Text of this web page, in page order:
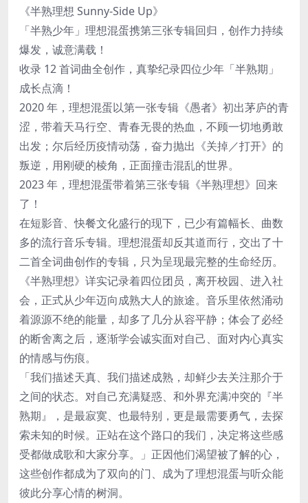
《半熟理想 Sunny-Side Up》
「半熟少年」理想混蛋携第三张专辑回归，创作力持续
爆发，诚意满载！
收录 12 首词曲全创作，真挚纪录四位少年「半熟期」
成长点滴！
2020 年，理想混蛋以第一张专辑《愚者》初出茅庐的青
涩，带着天马行空、青春无畏的热血，不顾一切地勇敢
出发；尔后经历疫情动荡，奋力抛出《关掉／打开》的
叛逆，用刚硬的棱角，正面撞击混乱的世界。
2023 年，理想混蛋带着第三张专辑《半熟理想》回来
了！
在短影音、快餐文化盛行的现下，已少有篇幅长、曲数
多的流行音乐专辑。理想混蛋却反其道而行，交出了十
二首全词曲创作的专辑，只为呈现最完整的生命经历。
《半熟理想》详实记录着四位团员，离开校园、进入社
会，正式从少年迈向成熟大人的旅途。音乐里依然涌动
着源源不绝的能量，却多了几分从容平静；体会了必经
的断舍离之后，逐渐学会诚实面对自己、面对内心真实
的情感与伤痕。
「我们描述天真、我们描述成熟，却鲜少去关注那介于
之间的状态。对自己充满疑惑、和外界充满冲突的『半
熟期』，是最寂寞、也最特别，更是最需要勇气，去探
索未知的时候。正站在这个路口的我们，决定将这些感
受都做成歌和大家分享。」正因他们渴望被了解的心，
这些创作都成为了双向的门、成为了理想混蛋与听众能
彼此分享心情的树洞。